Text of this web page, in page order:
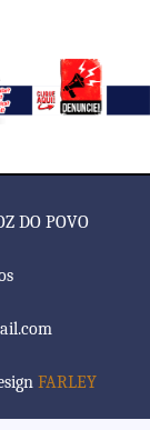
DO POVO
FARLEY